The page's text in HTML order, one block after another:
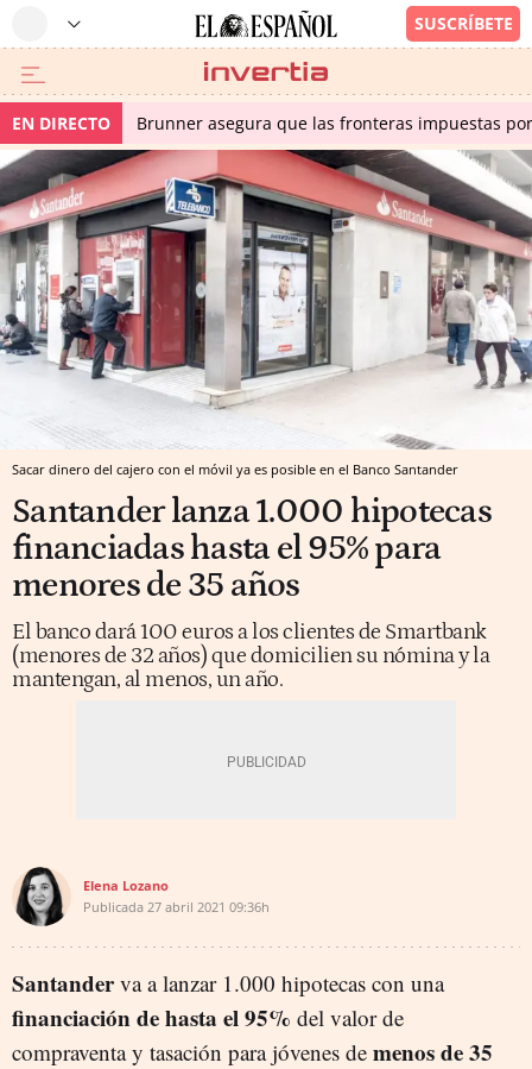
EN DIRECTO Brunner asegura que las fronteras impuestas
Sacar dinero del cajero con el móvil ya es posible en el Banco Santander
Santander lanza 1.000 hipotecas
financiadas hasta el 95% para
menores de 35 años
El banco dará 100 euros a los clientes de Smartbank
(menores de 32 años) que domicilien su nómina y la
mantengan, al menos, un año.
Elena Lozano
Publicada 27 abril 2021 09:36h
Santanderva a lanzar 1.000 hipotecas con una
financiación de hasta el 95% del valor de
compraventa y tasación para jóvenes de menos de 35